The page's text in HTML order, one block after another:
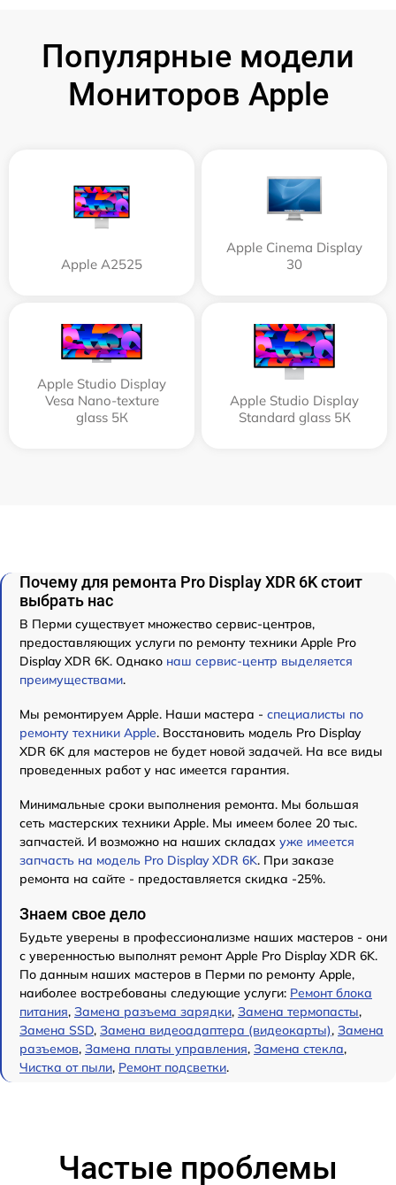
Популярные модели
Мониторов Apple
Apple А2525
Apple Cinema Display
30
Apple Studio Display
Vesa Nano-texture
glass 5К
Apple Studio Display
Standard glass 5К
Почему для ремонта Pro Display XDR 6K стоит
выбрать нас
В Перми существует множество сервис-центров,
предоставляющих услуги по ремонту техники Apple Pro
Display XDR 6K. Однако наш сервис-центр выделяется
преимуществами.
Мы ремонтируем Apple. Наши мастера - специалисты по
ремонту техники Apple. Восстановить модель Pro Display
XDR 6K для мастеров не будет новой задачей. На все виды
проведенных работ у нас имеется гарантия.
Минимальные сроки выполнения ремонта. Мы большая
сеть мастерских техники Apple. Мы имеем более 20 тыс.
запчастей. И возможно на наших складах уже имеется
запчасть на модель Pro Display XDR 6K. При заказе
ремонта на сайте - предоставляется скидка -25%.
Знаем свое дело
Будьте уверены в профессионализме наших мастеров - они
с уверенностью выполнят ремонт Apple Pro Display XDR 6K.
По данным наших мастеров в Перми по ремонту Apple,
наиболее востребованы следующие услуги: Ремонт блока
питания, Замена разъема зарядки, Замена термопасты,
Замена SSD, Замена видеоадаптера (видеокарты), Замена
разъемов, Замена платы управления, Замена стекла,
Чистка от пыли, Ремонт подсветки.
Частые проблемы